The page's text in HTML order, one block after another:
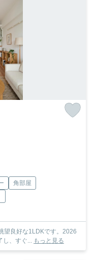
角部屋
望良好な1LDKです。2026
し、すぐ... もっと見る